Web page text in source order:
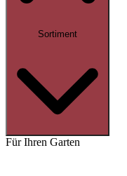
Sortiment
Für Ihren Garten